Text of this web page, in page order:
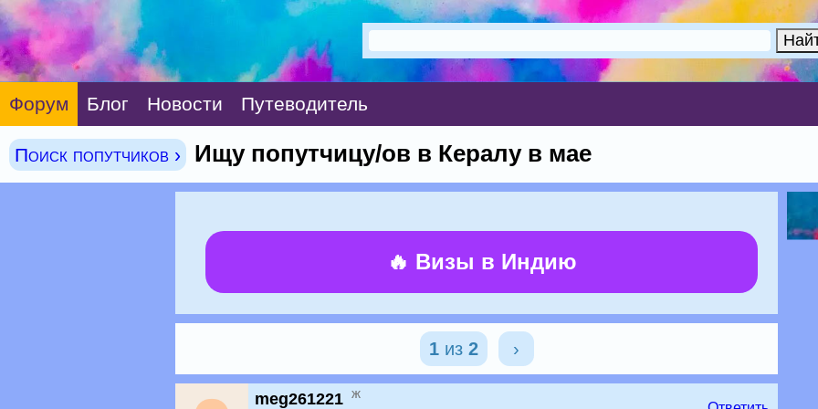
Форум Блог Новости Путеводитель
Поиск попутчиков › Ищу попутчицу/ов в Кералу в мае
🔥 Визы в Индию
1из 2 ›
meg261221 ж